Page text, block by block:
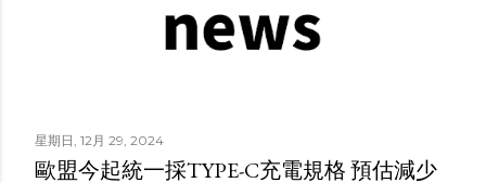
星期日, 12月 29, 2024
歐盟今起統一採TYPE-C充電規格 預估減少